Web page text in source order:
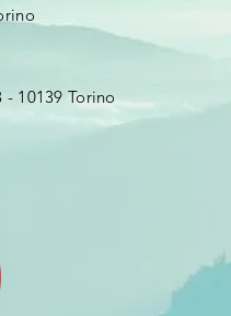
- 10139 Torino​​